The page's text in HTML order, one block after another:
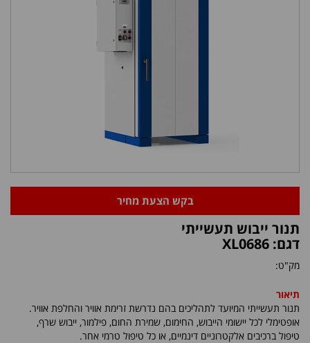
בקש הצעת מחיר
תנור ייבוש תעשייתי
דגם: XL0686
מק"ט:
תיאור
תנור תעשייתי המיועד לתהליכים בהם נדרשת זרימת אוויר והחלפת אוויר.
אופטימלי לכל יישומי הייבוש, החימום, שמירת החום, פילמור, ייבוש שרף,
טיפול ברכיבים אלקטרוניים דינמיים, או כל טיפול טרמי אחר.